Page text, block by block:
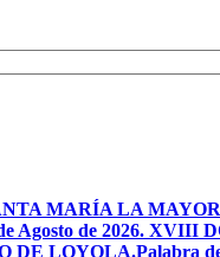
MARÍA LA
Agosto de 2026.
DE LOYOLA.Palabra